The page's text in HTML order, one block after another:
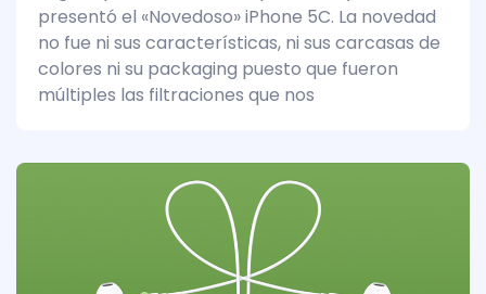
presentó el «Novedoso» iPhone 5C. La novedad
no fue ni sus características, ni sus carcasas de
colores ni su packaging puesto que fueron
múltiples las filtraciones que nos